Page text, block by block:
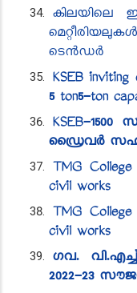
കിലയിലെ
ടെൻഡർ
KSEB
5 ton5-ton
KSEB-
ഡ്രൈവർ
TMG
civil works
TMG
civil works
ഗവ.
2022-23